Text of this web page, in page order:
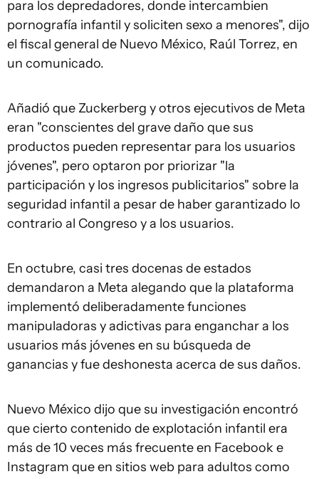
para los depredadores, donde intercambien
pornografía infantil y soliciten sexo a menores", dijo
el fiscal general de Nuevo México, Raúl Torrez, en
un comunicado.
Añadió que Zuckerberg y otros ejecutivos de Meta
eran "conscientes del grave daño que sus
productos pueden representar para los usuarios
jóvenes", pero optaron por priorizar "la
participación y los ingresos publicitarios" sobre la
seguridad infantil a pesar de haber garantizado lo
contrario al Congreso y a los usuarios.
En octubre, casi tres docenas de estados
demandaron a Meta alegando que la plataforma
implementó deliberadamente funciones
manipuladoras y adictivas para enganchar a los
usuarios más jóvenes en su búsqueda de
ganancias y fue deshonesta acerca de sus daños.
Nuevo México dijo que su investigación encontró
que cierto contenido de explotación infantil era
más de 10 veces más frecuente en Facebook e
Instagram que en sitios web para adultos como